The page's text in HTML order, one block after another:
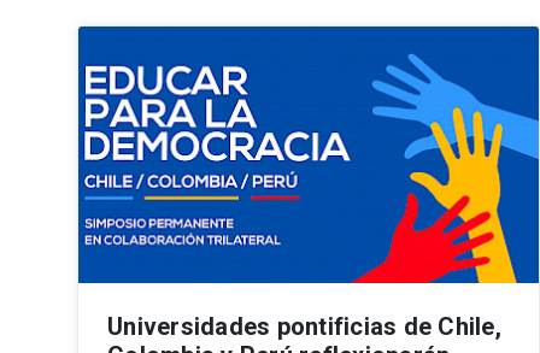
Universidades pontificias de Chile,